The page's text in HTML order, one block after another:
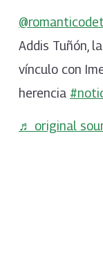
Addis Tuñón,
vínculo con
herencia
♬ original